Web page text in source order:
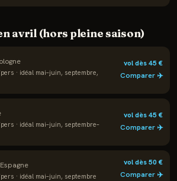
avril(hors pleine saison)
· idéal mai–juin, septembre,
vol dès45 €
Comparer ✈️
· idéal mai–juin, septembre–
vol dès45 €
Comparer ✈️
Espagne
· idéal mai–juin, septembre
vol dès50€
Comparer ✈️